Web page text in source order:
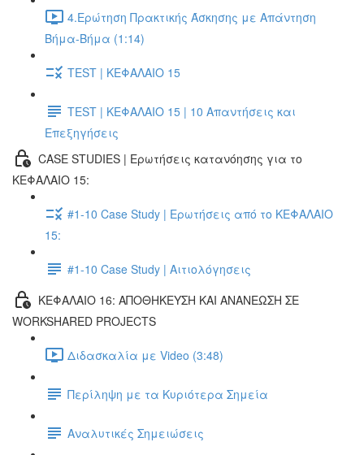
4.Ερώτηση Πρακτικής Άσκησης με Απάντηση
Βήμα-Βήμα (1:14)
TEST | ΚΕΦΑΛΑΙΟ 15
TEST | ΚΕΦΑΛΑΙΟ 15 | 10 Απαντήσεις και
Επεξηγήσεις
CASE STUDIES | Ερωτήσεις κατανόησης για το
ΚΕΦΑΛΑΙΟ 15:
#1-10 Case Study | Ερωτήσεις από το ΚΕΦΑΛΑΙΟ
15:
#1-10 Case Study | Αιτιολόγησεις
ΚΕΦΑΛΑΙΟ 16: ΑΠΟΘΗΚΕΥΣΗ ΚΑΙ ΑΝΑΝΕΩΣΗ ΣΕ
WORKSHARED PROJECTS
Διδασκαλία με Video (3:48)
Περίληψη με τα Κυριότερα Σημεία
Αναλυτικές Σημειώσεις